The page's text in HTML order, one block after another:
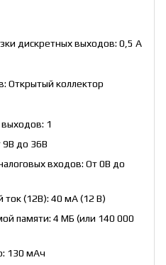
дискретных выходов: 0,5 А
Открытый коллектор
1
9В до 36В
входов: От 0В до
(12В): 40 мА (12 В)
памяти: 4 МБ (или 140 000
130 мАч